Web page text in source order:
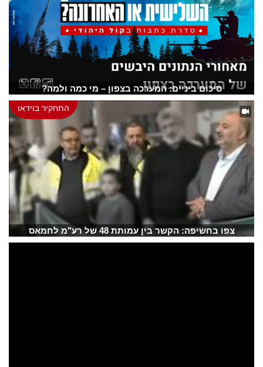
סיכום ביניים: המערכה בצפון – מי כמה ולמה?
התחקיר בוידאו
צפו בחשיפה: הקשר בין עמותת 48 של רע"מ לחמאס